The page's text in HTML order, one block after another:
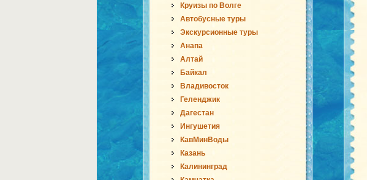
Круизы по Волге
Автобусные туры
Экскурсионные туры
Анапа
Алтай
Байкал
Владивосток
Геленджик
Дагестан
Ингушетия
КавМинВоды
Казань
Калининград